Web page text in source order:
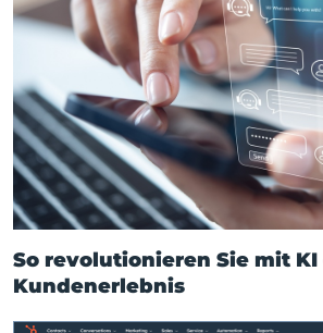
So revolutionieren Sie mit KI
Kundenerlebnis